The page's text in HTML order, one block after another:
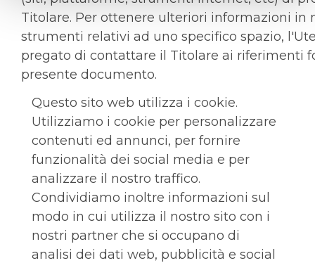
Titolare. Per ottenere ulteriori informazioni in
strumenti relativi ad uno specifico spazio,
pregato di contattare il Titolare ai riferimenti
presente documento.
Questo sito web utilizza i cookie.
Utilizziamo i cookie per personalizzare
contenuti ed annunci, per fornire
funzionalità dei social media e per
analizzare il nostro traffico.
Condividiamo inoltre informazioni sul
modo in cui utilizza il nostro sito con i
nostri partner che si occupano di
analisi dei dati web, pubblicità e social